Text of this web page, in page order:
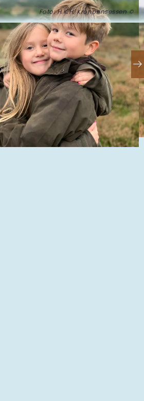
Foto: H.K.H. Kronprinsessen ©
Se også